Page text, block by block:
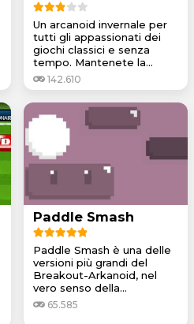
Un arcanoid invernale per
tutti gli appassionati dei
giochi classici e senza
tempo. Mantenete la...
142.610
Paddle Smash
Paddle Smash è una delle
versioni più grandi del
Breakout-Arkanoid, nel
vero senso della...
65.585